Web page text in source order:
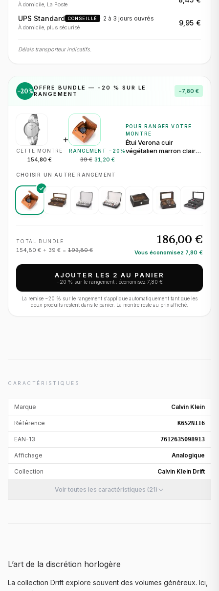
À domicile, La Poste
UPS Standard CONSEILLÉ · 2 à 3 jours ouvrés
À domicile, plus sécurisé
9,95 €
Délais transporteur indicatifs.
−20%OFFRE BUNDLE — − 20 % SUR LE
RANGEMENT
−7,80 €
CETTE MONTRE
154,80 €
+
RANGEMENT − 20 %
39 € 31,20 €
POUR RANGER VOTRE
MONTRE
Étui Verona cuir
végétalien marron clair
CHOISIR UN AUTRE RANGEMENT
TOTAL BUNDLE
154,80 € + 39 € = 193,80 €
186,00 €
Vous économisez 7,80 €
AJOUTER LES 2 AU PANIER
−20 % sur le rangement : économisez 7,80 €
La remise −20 % sur le rangement s'applique automatiquement tant que les
deux produits restent dans le panier. La montre reste au prix affiché.
CARACTÉRISTIQUES
Marque Calvin Klein
Référence K6S2N116
EAN-13 7612635098913
Affichage Analogique
Collection Calvin Klein Drift
Voir toutes les caractéristiques (21)
L’art de la discrétion horlogère
La collection Drift explore souvent des volumes généreux. Ici,